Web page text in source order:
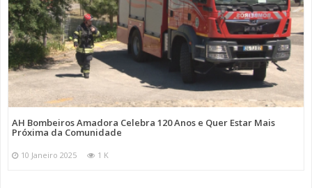
AH Bombeiros Amadora Celebra 120 Anos e Quer Estar Mais
Próxima da Comunidade
10 Janeiro 2025 1 K